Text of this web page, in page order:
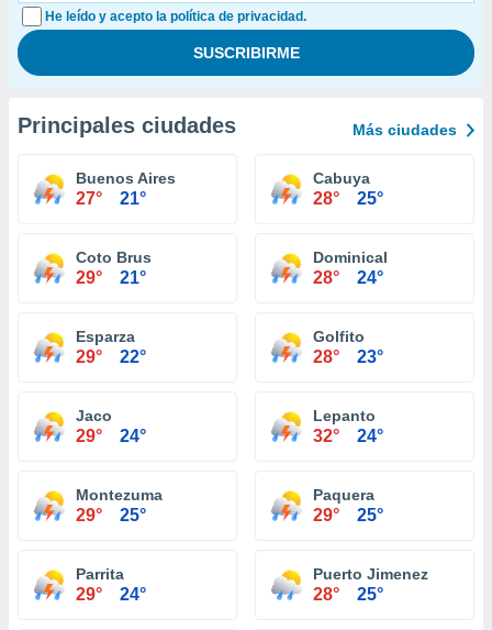
He leído y acepto la política de privacidad.
Principales ciudades Más ciudades
Buenos Aires
27° 21°
Cabuya
28° 25°
Coto Brus
29° 21°
Dominical
28° 24°
Esparza
29° 22°
Golfito
28° 23°
Jaco
29° 24°
Lepanto
32° 24°
Montezuma
29° 25°
Paquera
29° 25°
Parrita
29° 24°
Puerto Jimenez
28° 25°